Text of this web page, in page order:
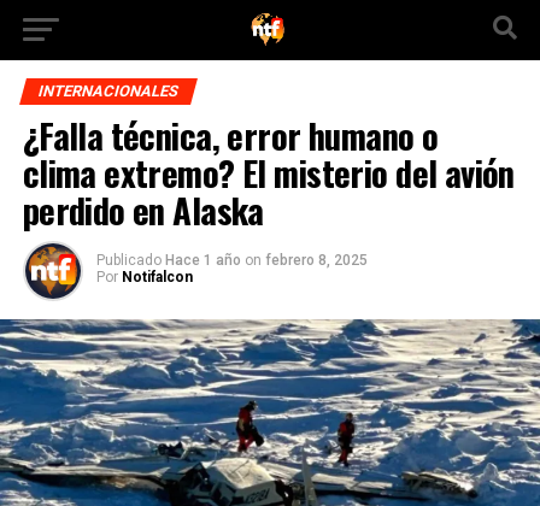
INTERNACIONALES
¿Falla técnica, error humano o
clima extremo? El misterio del avión
perdido en Alaska
Publicado Hace 1 año on febrero 8, 2025
Por Notifalcon